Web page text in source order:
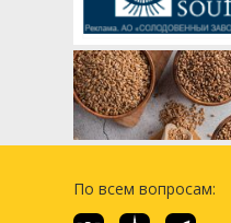
По всем вопросам: